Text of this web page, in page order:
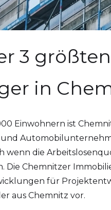
3
in
Einwohnern ist
und
wenn die
Die Chemnitzer
für
aus Chemnitz vor.